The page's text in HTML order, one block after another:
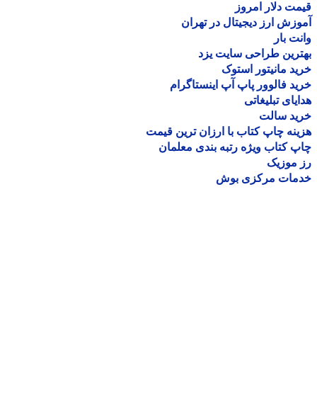
دلار امروز
ارز دیجیتال در تهران
بار
طراحی سایت یزد
مانیتور استوک
فالوور پاپ آپ اینستاگرام
تبلیغاتی
سالت
چاپ کتاب با ارزان ترین قیمت
کتاب ویژه رتبه بندی معلمان
موزیک
مرکزی بوش